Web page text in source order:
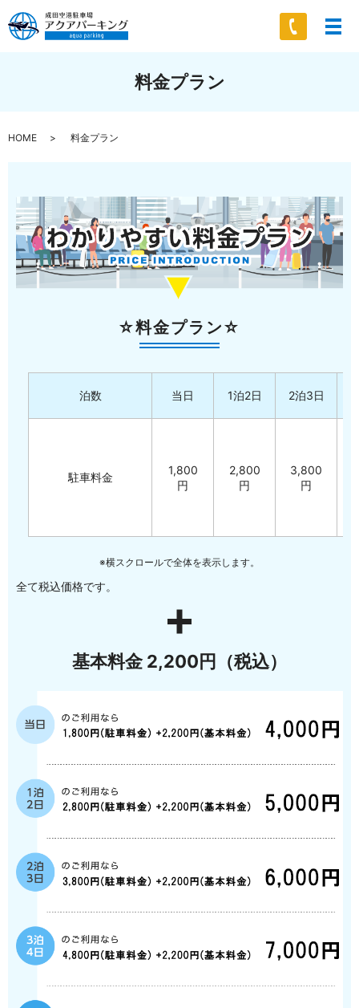
料金プラン
HOME 料金プラン
☆料金プラン☆
泊数 当日 1泊2日 2泊3日
駐車料金
1,800
円
2,800
円
3,800
円
※横スクロールで全体を表示します。
全て税込価格です。
基本料金 2,200円（税込）